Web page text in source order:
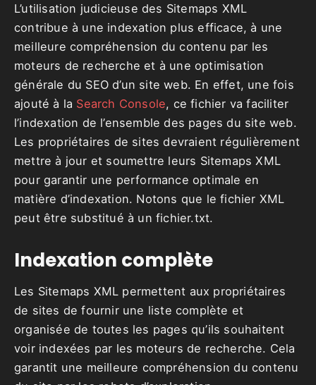
L’utilisation judicieuse des Sitemaps XML
contribue à une indexation plus efficace, à une
meilleure compréhension du contenu par les
moteurs de recherche et à une optimisation
générale du SEO d’un site web. En effet, une fois
ajouté à la Search Console, ce fichier va faciliter
l’indexation de l’ensemble des pages du site web.
Les propriétaires de sites devraient régulièrement
mettre à jour et soumettre leurs Sitemaps XML
pour garantir une performance optimale en
matière d’indexation. Notons que le fichier XML
peut être substitué à un fichier.txt.
Indexation complète
Les Sitemaps XML permettent aux propriétaires
de sites de fournir une liste complète et
organisée de toutes les pages qu’ils souhaitent
voir indexées par les moteurs de recherche. Cela
garantit une meilleure compréhension du contenu